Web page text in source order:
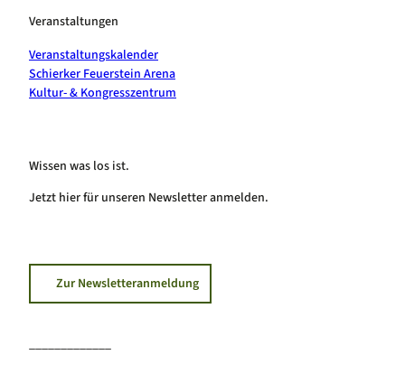
Veranstaltungen
Veranstaltungskalender
Schierker Feuerstein Arena
Kultur- & Kongresszentrum
Wissen was los ist.
Jetzt hier für unseren Newsletter anmelden.
Zur Newsletteranmeldung
_____________